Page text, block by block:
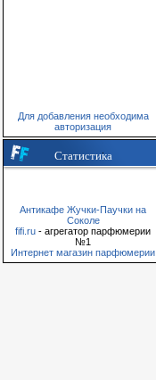
Для добавления необходима
авторизация
Статистика
Антикафе Жучки-Паучки на
Соколе
fifi.ru - агрегатор парфюмерии
№1
Интернет магазин парфюмерии